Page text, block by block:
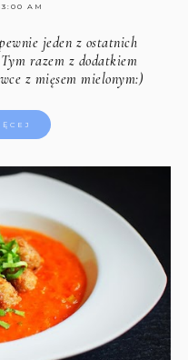
AM
jeden z ostatnich
razem z dodatkiem
z mięsem mielonym:)